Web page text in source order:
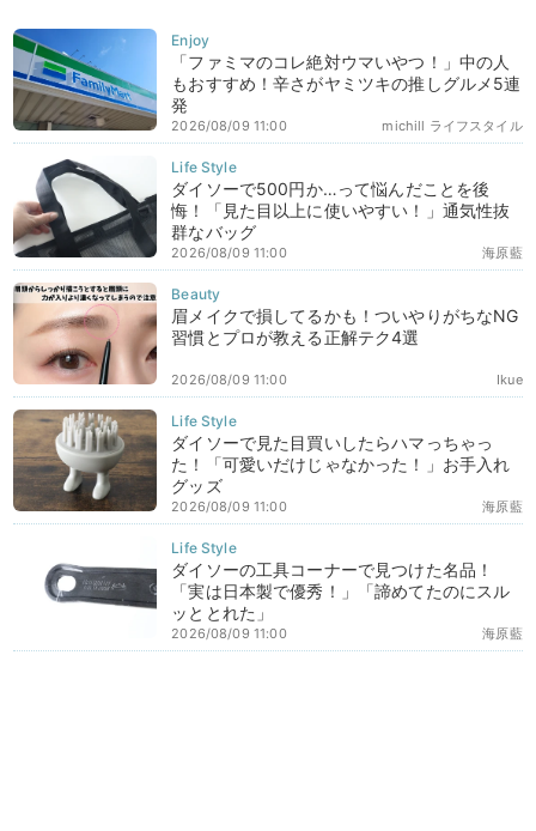
「ファミマのコレ絶対ウマいやつ！」中の人
もおすすめ！辛さがヤミツキの推しグルメ5連
発
michill ライフスタイル
2026/08/09 11:00
ダイソーで500円か…って悩んだことを後
悔！「見た目以上に使いやすい！」通気性抜
群なバッグ
海原藍
2026/08/09 11:00
眉メイクで損してるかも！ついやりがちなNG
習慣とプロが教える正解テク4選
Ikue
2026/08/09 11:00
ダイソーで見た目買いしたらハマっちゃっ
た！「可愛いだけじゃなかった！」お手入れ
グッズ
海原藍
2026/08/09 11:00
ダイソーの工具コーナーで見つけた名品！
「実は日本製で優秀！」「諦めてたのにスル
ッととれた」
海原藍
2026/08/09 11:00